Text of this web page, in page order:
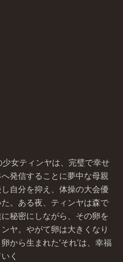
女ティンヤは、完璧で幸せ
発信することに夢中な母親
自分を抑え、体操の大会優
。ある夜、ティンヤは森で
秘密にしながら、その卵を
ヤ。やがて卵は大きくなり
から生まれた‘それ’は、幸福
く